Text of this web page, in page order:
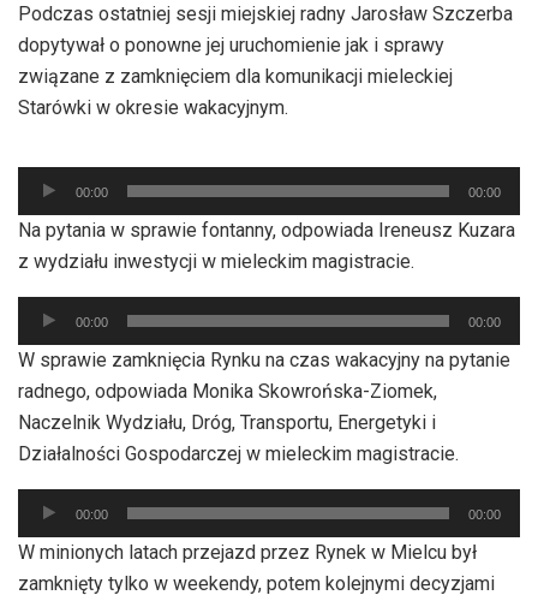
Podczas ostatniej sesji miejskiej radny Jarosław Szczerba
dopytywał o ponowne jej uruchomienie jak i sprawy
związane z zamknięciem dla komunikacji mieleckiej
Starówki w okresie wakacyjnym.
Odtwarzacz
plików
dźwiękowych
00:00 00:00
Na pytania w sprawie fontanny, odpowiada Ireneusz Kuzara
z wydziału inwestycji w mieleckim magistracie.
Odtwarzacz
plików
dźwiękowych
00:00 00:00
W sprawie zamknięcia Rynku na czas wakacyjny na pytanie
radnego, odpowiada Monika Skowrońska-Ziomek,
Naczelnik Wydziału, Dróg, Transportu, Energetyki i
Działalności Gospodarczej w mieleckim magistracie.
Odtwarzacz
plików
dźwiękowych
00:00 00:00
W minionych latach przejazd przez Rynek w Mielcu był
zamknięty tylko w weekendy, potem kolejnymi decyzjami